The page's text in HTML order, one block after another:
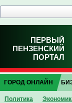
ПЕРВЫЙ
ПЕНЗЕНСКИЙ
ПОРТАЛ
ГОРОД ОНЛАЙН
Политика